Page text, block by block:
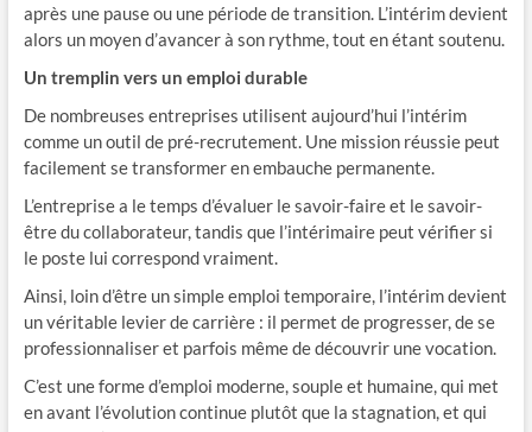
après une pause ou une période de transition. L’intérim devient
alors un moyen d’avancer à son rythme, tout en étant soutenu.
Un tremplin vers un emploi durable
De nombreuses entreprises utilisent aujourd’hui l’intérim
comme un outil de pré-recrutement. Une mission réussie peut
facilement se transformer en embauche permanente.
L’entreprise a le temps d’évaluer le savoir-faire et le savoir-
être du collaborateur, tandis que l’intérimaire peut vérifier si
le poste lui correspond vraiment.
Ainsi, loin d’être un simple emploi temporaire, l’intérim devient
un véritable levier de carrière : il permet de progresser, de se
professionnaliser et parfois même de découvrir une vocation.
C’est une forme d’emploi moderne, souple et humaine, qui met
en avant l’évolution continue plutôt que la stagnation, et qui